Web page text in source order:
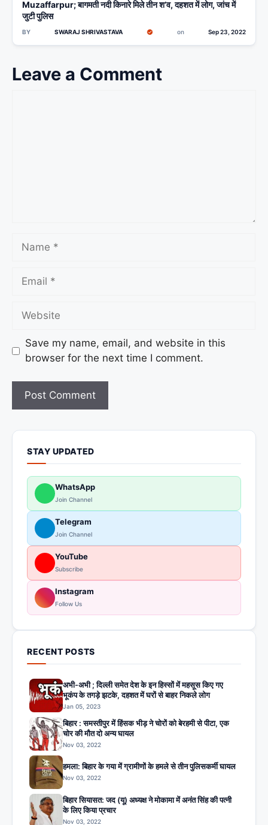
Muzaffarpur; बागमती नदी किनारे मिले तीन श’व, दहशत में लोग, जांच में
जुटी पुलिस
BY SWARAJ SHRIVASTAVA on Sep 23, 2022
Leave a Comment
Save my name, email, and website in this
browser for the next time I comment.
STAY UPDATED
WhatsApp
Join Channel
Telegram
Join Channel
YouTube
Subscribe
Instagram
Follow Us
RECENT POSTS
अभी-अभी ; दिल्ली समेत देश के इन हिस्सों में महसूस किए गए
भूकंप के तगड़े झटके, दहशत में घरों से बाहर निकले लोग
Jan 05, 2023
बिहार : समस्तीपुर में हिंसक भीड़ ने चोरों को बेरहमी से पीटा, एक
चोर की मौत दो अन्य घायल
Nov 03, 2022
हमला: बिहार के गया में ग्रामीणों के हमले से तीन पुलिसकर्मी घायल
Nov 03, 2022
बिहार सियासत: जद (यू) अध्यक्ष ने मोकामा में अनंत सिंह की पत्नी
के लिए किया प्रचार
Nov 03, 2022